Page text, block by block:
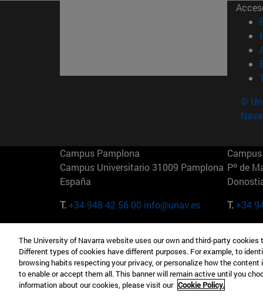
©
Campus Pamplona
Campus Universitario 31009 Pamplona
España
T.+34 948 42 56 00 info@unav.es
Pº de
T.+34
Camino del Cerro Águila 3 28023
Madrid España
T.+34 912 11 30 00
165 W
EE.UU
T.+1
The University of Navarra website uses our own and third-party
Different types of cookies have different purposes. For example, to
browsing habits respecting your privacy, or personalize how the
to enable or accept them all. This banner will remain active until you
information about our cookies, please visit our Cookie Policy.